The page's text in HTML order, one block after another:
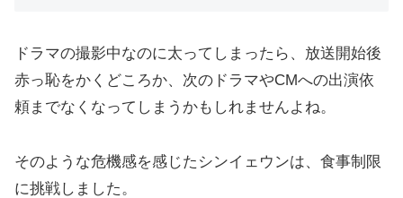
ドラマの撮影中なのに太ってしまったら、放送開始後
赤っ恥をかくどころか、次のドラマやCMへの出演依
頼までなくなってしまうかもしれませんよね。
そのような危機感を感じたシンイェウンは、食事制限
に挑戦しました。